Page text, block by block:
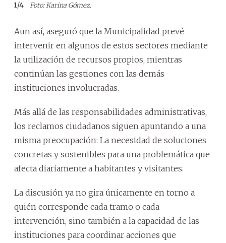
1/4 Foto: Karina Gómez.
Aun así, aseguró que la Municipalidad prevé
intervenir en algunos de estos sectores mediante
la utilización de recursos propios, mientras
continúan las gestiones con las demás
instituciones involucradas.
Más allá de las responsabilidades administrativas,
los reclamos ciudadanos siguen apuntando a una
misma preocupación: La necesidad de soluciones
concretas y sostenibles para una problemática que
afecta diariamente a habitantes y visitantes.
La discusión ya no gira únicamente en torno a
quién corresponde cada tramo o cada
intervención, sino también a la capacidad de las
instituciones para coordinar acciones que